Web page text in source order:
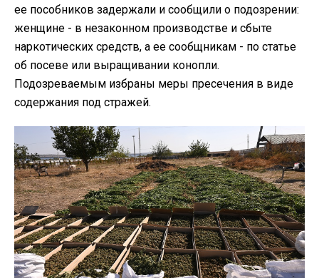
ее пособников задержали и сообщили о подозрении:
женщине - в незаконном производстве и сбыте
наркотических средств, а ее сообщникам - по статье
об посеве или выращивании конопли.
Подозреваемым избраны меры пресечения в виде
содержания под стражей.